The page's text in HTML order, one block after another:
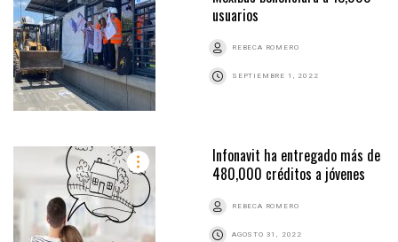
usuarios
REBECA ROMERO
SEPTIEMBRE 1, 2022
Infonavit ha entregado más de
480,000 créditos a jóvenes
REBECA ROMERO
AGOSTO 31, 2022